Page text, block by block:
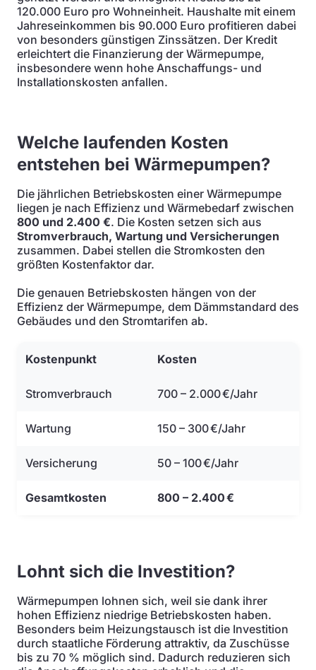
120.000 Euro pro Wohneinheit. Haushalte mit einem
Jahreseinkommen bis 90.000 Euro profitieren dabei
von besonders günstigen Zinssätzen. Der Kredit
erleichtert die Finanzierung der Wärmepumpe,
insbesondere wenn hohe Anschaffungs- und
Installationskosten anfallen.
Welche laufenden Kosten
entstehen bei Wärmepumpen?
Die jährlichen Betriebskosten einer Wärmepumpe
liegen je nach Effizienz und Wärmebedarf zwischen
800 und 2.400 €. Die Kosten setzen sich aus
Stromverbrauch, Wartung und Versicherungen
zusammen. Dabei stellen die Stromkosten den
größten Kostenfaktor dar.
Die genauen Betriebskosten hängen von der
Effizienz der Wärmepumpe, dem Dämmstandard des
Gebäudes und den Stromtarifen ab.
Kostenpunkt Kosten
Stromverbrauch 700 – 2.000 €/Jahr
Wartung 150 – 300 €/Jahr
Versicherung 50 – 100 €/Jahr
Gesamtkosten 800 – 2.400 €
Lohnt sich die Investition?
Wärmepumpen lohnen sich, weil sie dank ihrer
hohen Effizienz niedrige Betriebskosten haben.
Besonders beim Heizungstausch ist die Investition
durch staatliche Förderung attraktiv, da Zuschüsse
bis zu 70 % möglich sind. Dadurch reduzieren sich